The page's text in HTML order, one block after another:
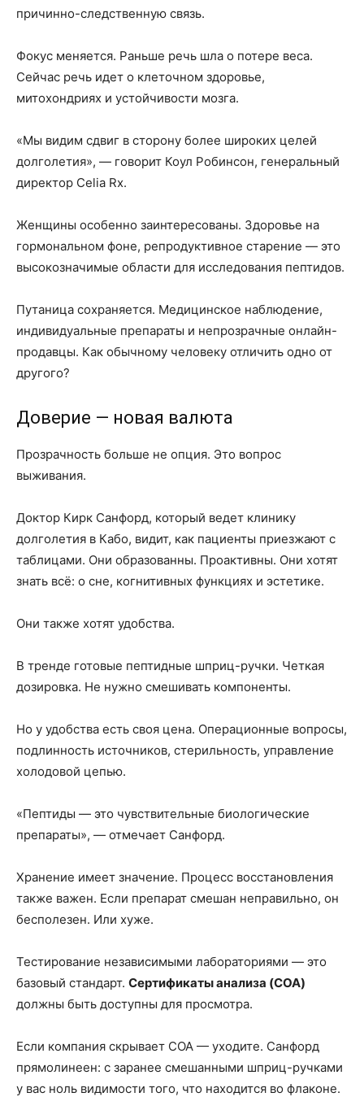
причинно-следственную связь.
Фокус меняется. Раньше речь шла о потере веса.
Сейчас речь идет о клеточном здоровье,
митохондриях и устойчивости мозга.
«Мы видим сдвиг в сторону более широких целей
долголетия», — говорит Коул Робинсон, генеральный
директор Celia Rx.
Женщины особенно заинтересованы. Здоровье на
гормональном фоне, репродуктивное старение — это
высокозначимые области для исследования пептидов.
Путаница сохраняется. Медицинское наблюдение,
индивидуальные препараты и непрозрачные онлайн-
продавцы. Как обычному человеку отличить одно от
другого?
Доверие — новая валюта
Прозрачность больше не опция. Это вопрос
выживания.
Доктор Кирк Санфорд, который ведет клинику
долголетия в Кабо, видит, как пациенты приезжают с
таблицами. Они образованны. Проактивны. Они хотят
знать всё: о сне, когнитивных функциях и эстетике.
Они также хотят удобства.
В тренде готовые пептидные шприц-ручки. Четкая
дозировка. Не нужно смешивать компоненты.
Но у удобства есть своя цена. Операционные вопросы,
подлинность источников, стерильность, управление
холодовой цепью.
«Пептиды — это чувствительные биологические
препараты», — отмечает Санфорд.
Хранение имеет значение. Процесс восстановления
также важен. Если препарат смешан неправильно, он
бесполезен. Или хуже.
Тестирование независимыми лабораториями — это
базовый стандарт. Сертификаты анализа (COA)
должны быть доступны для просмотра.
Если компания скрывает COA — уходите. Санфорд
прямолинеен: с заранее смешанными шприц-ручками
у вас ноль видимости того, что находится во флаконе.